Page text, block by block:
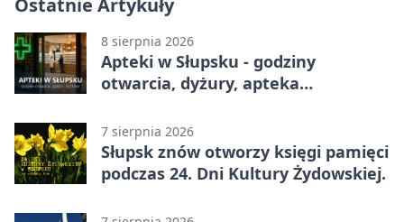
8 sierpnia 2026
Apteki w Słupsku - godziny
otwarcia, dyżury, apteka
7 sierpnia 2026
Słupsk znów otworzy księgi pamięci
podczas 24. Dni Kultury Żydowskiej.